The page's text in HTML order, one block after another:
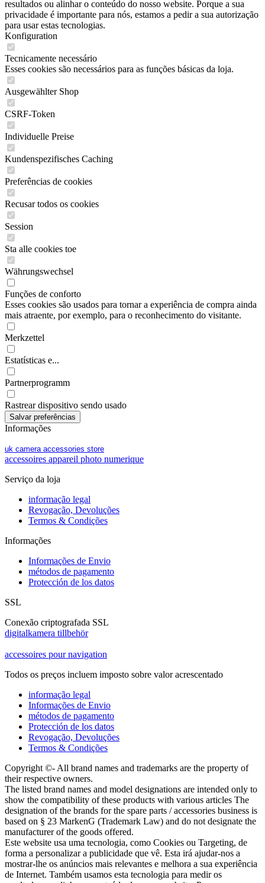
resultados ou alinhar o conteúdo do nosso website. Porque a sua
privacidade é importante para nós, estamos a pedir a sua autorização
para usar estas tecnologias.
Konfiguration
Tecnicamente necessário
Esses cookies são necessários para as funções básicas da loja.
Ausgewählter Shop
CSRF-Token
Individuelle Preise
Kundenspezifisches Caching
Preferências de cookies
Recusar todos os cookies
Session
Sta alle cookies toe
Währungswechsel
Funções de conforto
Esses cookies são usados para tornar a experiência de compra ainda
mais atraente, por exemplo, para o reconhecimento do visitante.
Merkzettel
Estatísticas e...
Partnerprogramm
Rastrear dispositivo sendo usado
Informações
uk camera accessories store
accessoires appareil photo numerique
Serviço da loja
informação legal
Revogação, Devoluções
Termos & Condições
Informações
Informações de Envio
métodos de pagamento
Protección de los datos
SSL
Conexão criptografada SSL
digitalkamera tillbehör
accessoires pour navigation
Todos os preços incluem imposto sobre valor acrescentado
informação legal
Informações de Envio
métodos de pagamento
Protección de los datos
Revogação, Devoluções
Termos & Condições
Copyright ©- All brand names and trademarks are the property of
their respective owners.
The listed brand names and model designations are intended only to
show the compatibility of these products with various articles The
designation of the brands for the spare parts / accessories business is
based on § 23 MarkenG (Trademark Law) and do not designate the
manufacturer of the goods offered.
Este website usa uma tecnologia, como Cookies ou Targeting, de
forma a personalizar a publicidade que vê. Esta irá ajudar-nos a
mostrar-lhe os anúncios mais relevantes e melhora a sua experiência
de Internet. Também usamos esta tecnologia para medir os